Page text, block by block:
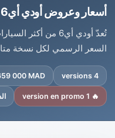
أسعار وعروض أودي أي6 في المغرب
تُعدّ أودي أي6 من
السعر الرسمي لكل نسخة
4 versions
000 MAD
🔥 1 version en promo